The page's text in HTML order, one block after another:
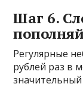
Шаг 6.
Регулярные
рублей раз в